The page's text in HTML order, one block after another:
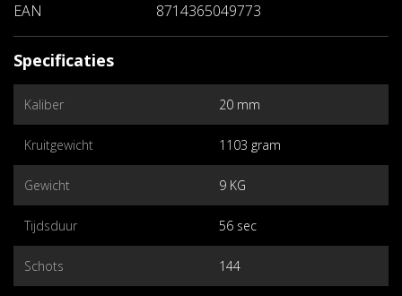
EAN
8714365049773
Specificaties
Kaliber 20 mm
Kruitgewicht 1103 gram
Gewicht 9 KG
Tijdsduur 56 sec
Schots 144